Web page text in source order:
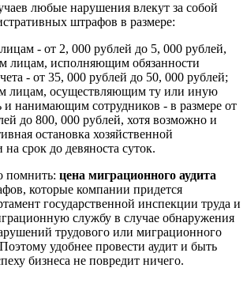
любые нарушения влекут за собой
штрафов в размере:
- от 2, 000 рублей до 5, 000 рублей,
лицам, исполняющим обязанности
- от 35, 000 рублей до 50, 000 рублей;
лицам, осуществляющим ту или иную
и нанимающим сотрудников - в размере от
до 800, 000 рублей, хотя возможно и
остановка хозяйственной
на срок до девяноста суток.
помнить: цена миграционного аудита
которые компании придется
государственной инспекции труда и
службу в случае обнаружения
трудового или миграционного
удобнее провести аудит и быть
бизнеса не повредит ничего.